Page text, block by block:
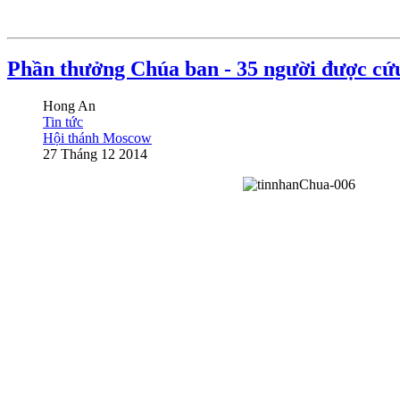
Phần thưởng Chúa ban - 35 người được
Hong An
Tin tức
Hội thánh Moscow
27 Tháng 12 2014